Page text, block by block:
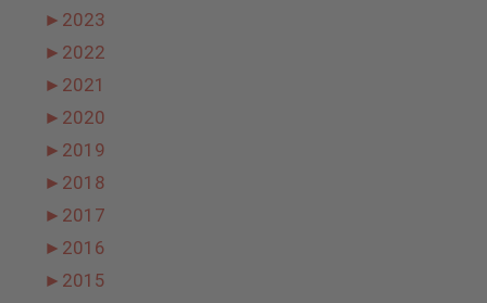
► 2023
► 2022
► 2021
► 2020
► 2019
► 2018
► 2017
► 2016
► 2015